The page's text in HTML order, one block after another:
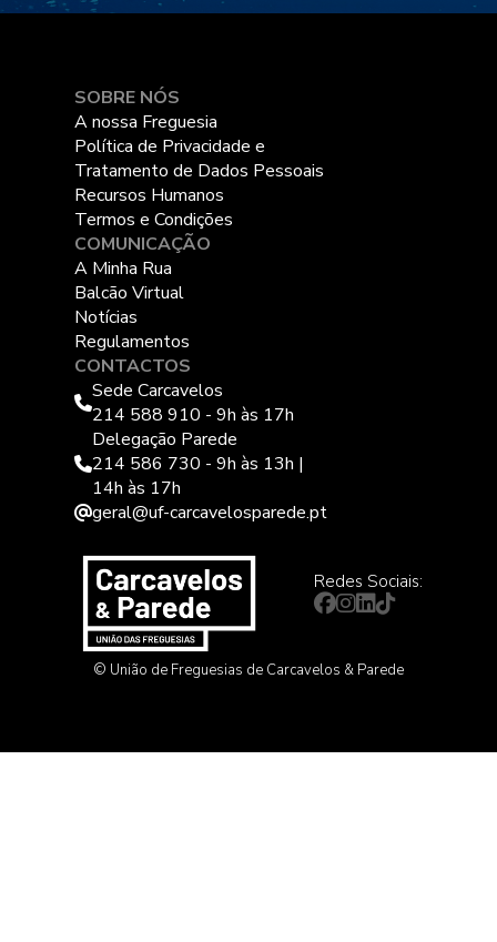
SOBRE NÓS
A nossa Freguesia
Política de Privacidade e
Tratamento de Dados Pessoais
Recursos Humanos
Termos e Condições
COMUNICAÇÃO
A Minha Rua
Balcão Virtual
Notícias
Regulamentos
CONTACTOS
Sede Carcavelos
214 588 910 - 9h às 17h
Delegação Parede
214 586 730 - 9h às 13h |
14h às 17h
geral@uf-carcavelosparede.pt
© União de Freguesias de Carcavelos & Parede
Redes Sociais: